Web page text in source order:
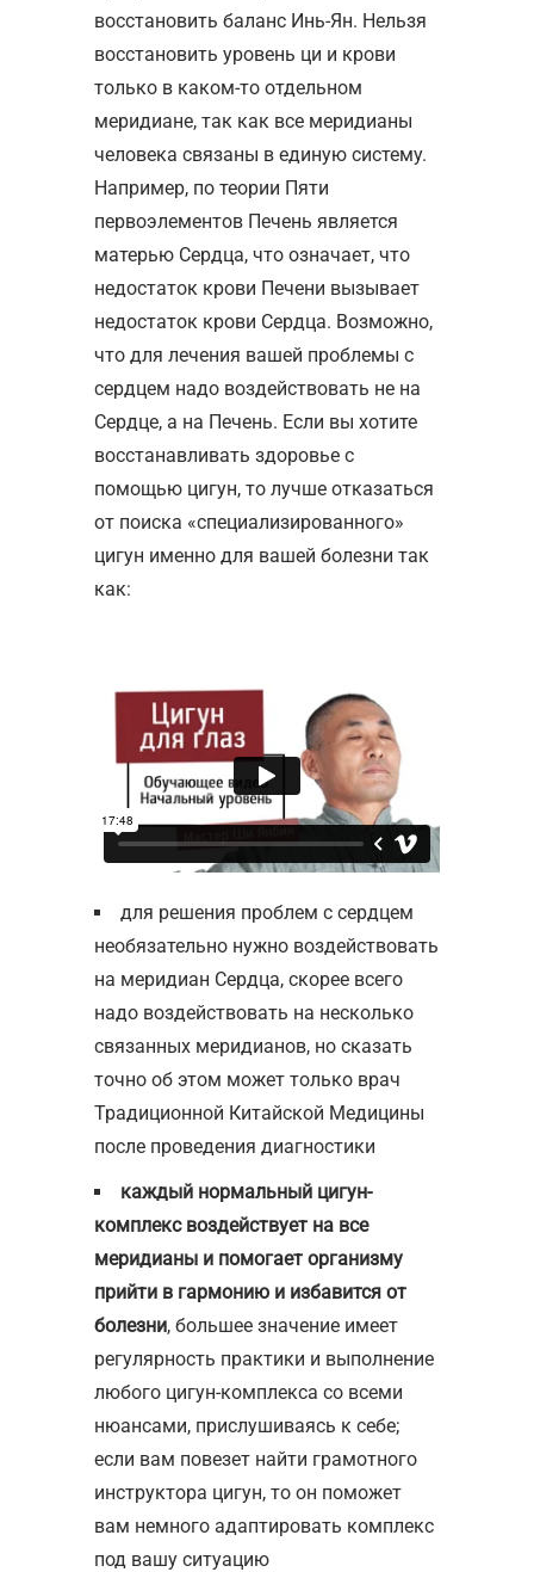
восстановить баланс Инь-Ян. Нельзя
восстановить уровень ци и крови
только в каком-то отдельном
меридиане, так как все меридианы
человека связаны в единую систему.
Например, по теории Пяти
первоэлементов Печень является
матерью Сердца, что означает, что
недостаток крови Печени вызывает
недостаток крови Сердца. Возможно,
что для лечения вашей проблемы с
сердцем надо воздействовать не на
Сердце, а на Печень. Если вы хотите
восстанавливать здоровье с
помощью цигун, то лучше отказаться
от поиска «специализированного»
цигун именно для вашей болезни так
как:
для решения проблем с сердцем
необязательно нужно воздействовать
на меридиан Сердца, скорее всего
надо воздействовать на несколько
связанных меридианов, но сказать
точно об этом может только врач
Традиционной Китайской Медицины
после проведения диагностики
каждый нормальный цигун-
комплекс воздействует на все
меридианы и помогает организму
прийти в гармонию и избавится от
болезни, большее значение имеет
регулярность практики и выполнение
любого цигун-комплекса со всеми
нюансами, прислушиваясь к себе;
если вам повезет найти грамотного
инструктора цигун, то он поможет
вам немного адаптировать комплекс
под вашу ситуацию